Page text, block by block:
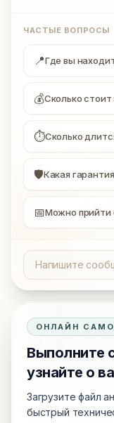
ЧАСТЫЕ ВОПРОСЫ
📍Где вы
💰Сколько
⏱Сколько
🛡Какая
📅Можно прийти
ОНЛАЙН
Выполните
узнайте о
Загрузите файл
быстрый